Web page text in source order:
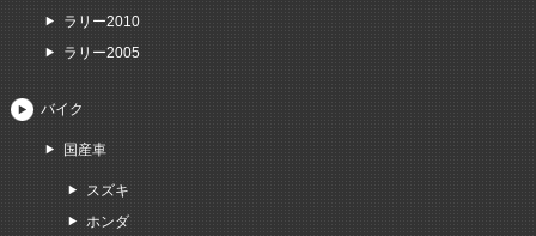
ラリー2010
ラリー2005
バイク
国産車
スズキ
ホンダ